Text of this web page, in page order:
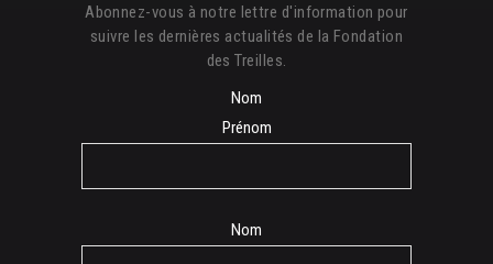
Abonnez-vous à notre lettre d'information pour
suivre les dernières actualités de la Fondation
des Treilles.
Nom
Prénom
Nom